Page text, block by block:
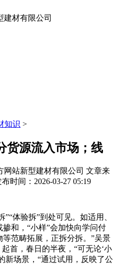
知识 >
货源流入市场；线
站新型建材有限公司 文章来
布时间：2026-03-27 05:19
体验拆”到处可见。如适用、
和，“小样”会加快向学问付
范畴拓展，正拆分拆。”吴景
首，春日的半夜，“可无论‘小
新场景，“通过试用，反映了公